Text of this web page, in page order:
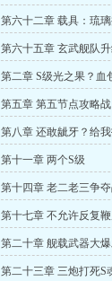
第六十二章 载具：琉璃
第六十五章 玄武舰队
第二章 S级光之果？血
第五章 第五节点攻略战
第八章 还敢龇牙？给
第十一章 两个S级
第十四章 老二老三争
第十七章 不允许反复
第二十章 舰载武器大
第二十三章 三炮打死S